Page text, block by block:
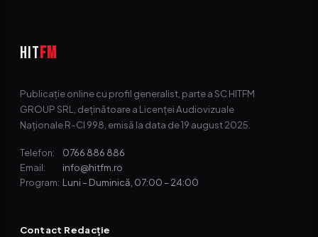
HITFM
Publicație online cu profil generalist, parte a SC HITFM
GROUP SRL, deținătoare a Licenței Audiovizuale
Naționale R-CI 998, emisă la data de 19 august 2025.
Telefon: 0766 886 886
Email: info@hitfm.ro
Program: Luni – Duminică, 07:00 – 24:00
Contact Redacție